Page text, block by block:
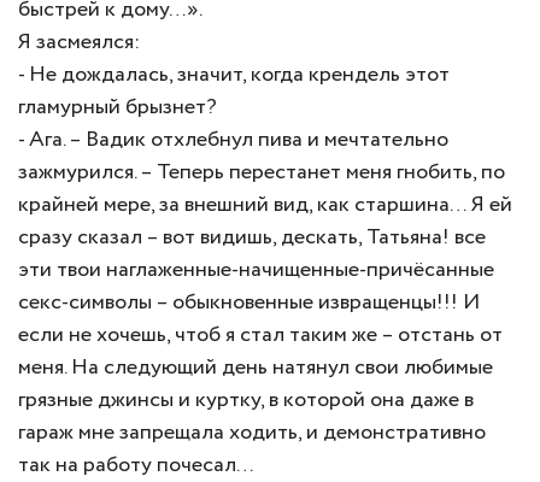
быстрей к дому…».
Я засмеялся:
- Не дождалась, значит, когда крендель этот
гламурный брызнет?
- Ага. – Вадик отхлебнул пива и мечтательно
зажмурился. – Теперь перестанет меня гнобить, по
крайней мере, за внешний вид, как старшина… Я ей
сразу сказал – вот видишь, дескать, Татьяна! все
эти твои наглаженные-начищенные-причёсанные
секс-символы – обыкновенные извращенцы!!! И
если не хочешь, чтоб я стал таким же – отстань от
меня. На следующий день натянул свои любимые
грязные джинсы и куртку, в которой она даже в
гараж мне запрещала ходить, и демонстративно
так на работу почесал…